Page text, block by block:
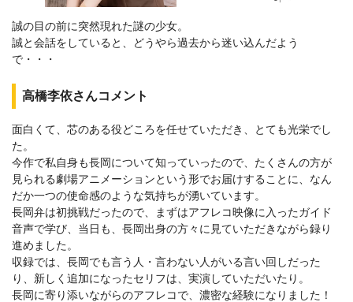
誠の目の前に突然現れた謎の少女。
誠と会話をしていると、どうやら過去から迷い込んだよう
で・・・
高橋李依さんコメント
面白くて、芯のある役どころを任せていただき、とても光栄でし
た。
今作で私自身も長岡について知っていったので、たくさんの方が
見られる劇場アニメーションという形でお届けすることに、なん
だか一つの使命感のような気持ちが湧いています。
長岡弁は初挑戦だったので、まずはアフレコ映像に入ったガイド
音声で学び、当日も、長岡出身の方々に見ていただきながら録り
進めました。
収録では、長岡でも言う人・言わない人がいる言い回しだった
り、新しく追加になったセリフは、実演していただいたり。
長岡に寄り添いながらのアフレコで、濃密な経験になりました！